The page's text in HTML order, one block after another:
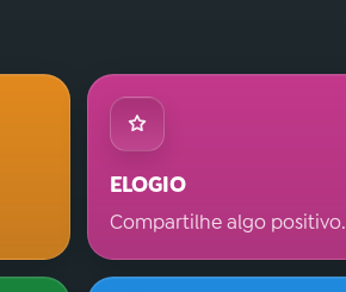
ELOGIO
Compartilhe algo positivo.